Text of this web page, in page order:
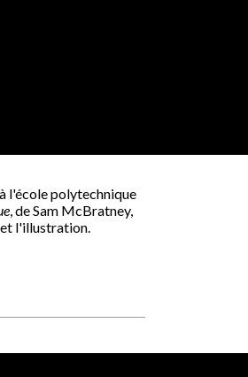
l'école polytechnique
, de Sam McBratney,
et l'illustration.